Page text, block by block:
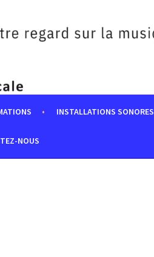
INSTALLATIONS SONORES
NOUS